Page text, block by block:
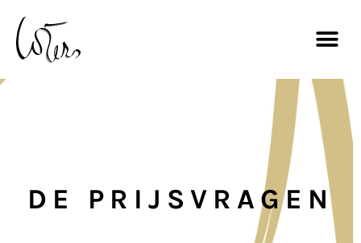
DE PRIJSVRAGEN